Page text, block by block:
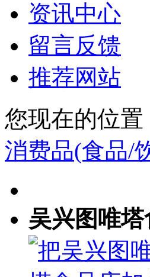
资讯中心
留言反馈
推荐网站
您现在的位置
消费品(食品/
吴兴图唯